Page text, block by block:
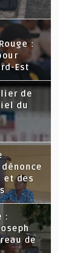
:
Est
de
du
et des
:
de